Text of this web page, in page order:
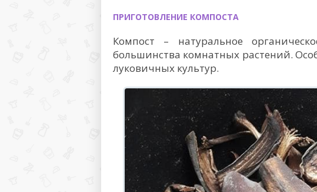
ПРИГОТОВЛЕНИЕ КОМПОСТА
Компост – натуральное
большинства комнатных растений.
луковичных культур.